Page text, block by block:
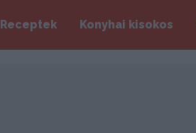
Receptek Konyhai kisokos